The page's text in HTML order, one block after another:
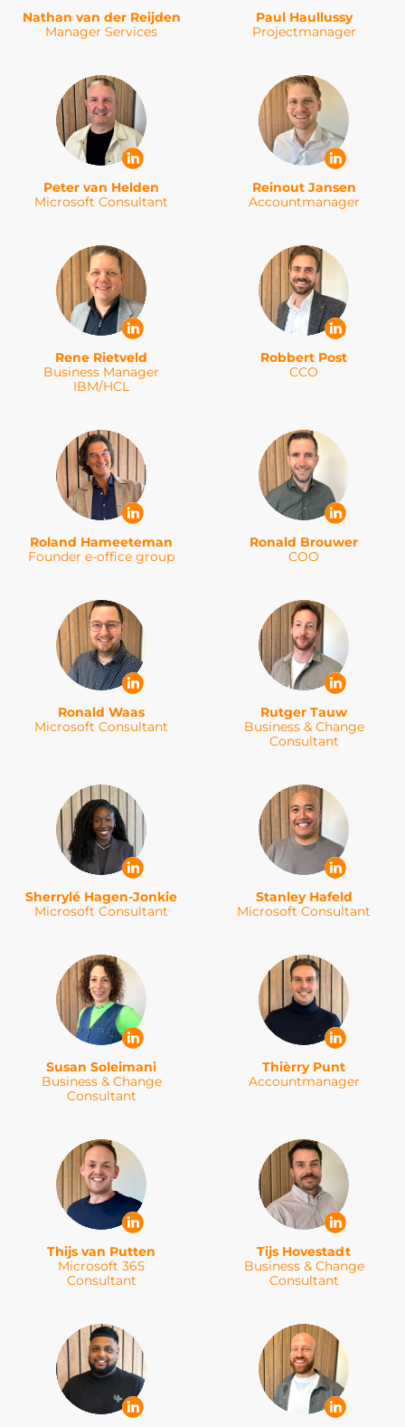
Nathan van der Reijden
Manager Services
Paul Haullussy
Projectmanager
Peter van Helden
Microsoft Consultant
Reinout Jansen
Accountmanager
Rene Rietveld
Business Manager
IBM/HCL
Robbert Post
CCO
Roland Hameeteman
Founder e-office group
Ronald Brouwer
COO
Ronald Waas
Microsoft Consultant
Rutger Tauw
Business & Change
Consultant
Sherrylé Hagen-Jonkie
Microsoft Consultant
Stanley Hafeld
Microsoft Consultant
Susan Soleimani
Business & Change
Consultant
Thièrry Punt
Accountmanager
Thijs van Putten
Microsoft 365
Consultant
Tijs Hovestadt
Business & Change
Consultant